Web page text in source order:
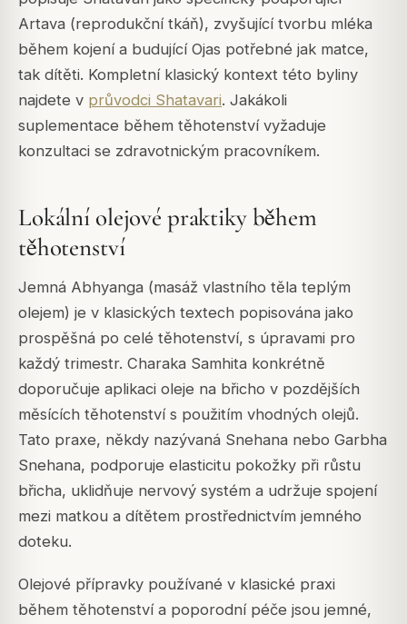
Artava (reprodukční tkáň), zvyšující tvorbu mléka
během kojení a budující Ojas potřebné jak matce,
tak dítěti. Kompletní klasický kontext této byliny
najdete v průvodci Shatavari. Jakákoli
suplementace během těhotenství vyžaduje
konzultaci se zdravotnickým pracovníkem.
Lokální olejové praktiky během
těhotenství
Jemná Abhyanga (masáž vlastního těla teplým
olejem) je v klasických textech popisována jako
prospěšná po celé těhotenství, s úpravami pro
každý trimestr. Charaka Samhita konkrétně
doporučuje aplikaci oleje na břicho v pozdějších
měsících těhotenství s použitím vhodných olejů.
Tato praxe, někdy nazývaná Snehana nebo Garbha
Snehana, podporuje elasticitu pokožky při růstu
břicha, uklidňuje nervový systém a udržuje spojení
mezi matkou a dítětem prostřednictvím jemného
doteku.
Olejové přípravky používané v klasické praxi
během těhotenství a poporodní péče jsou jemné,